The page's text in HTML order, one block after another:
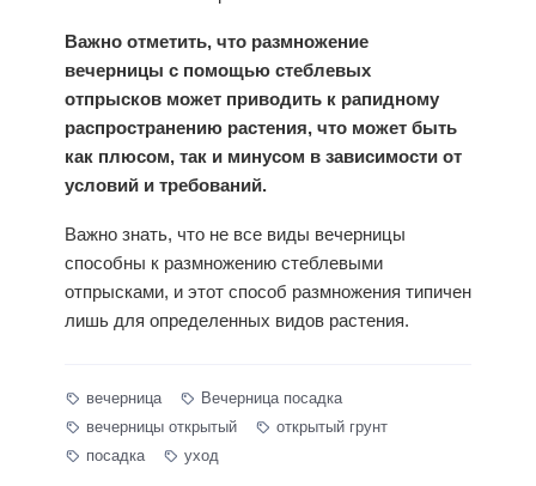
Важно отметить, что размножение
вечерницы с помощью стеблевых
отпрысков может приводить к рапидному
распространению растения, что может быть
как плюсом, так и минусом в зависимости от
условий и требований.
Важно знать, что не все виды вечерницы
способны к размножению стеблевыми
отпрысками, и этот способ размножения типичен
лишь для определенных видов растения.
вечерница
Вечерница посадка
вечерницы открытый
открытый грунт
посадка
уход